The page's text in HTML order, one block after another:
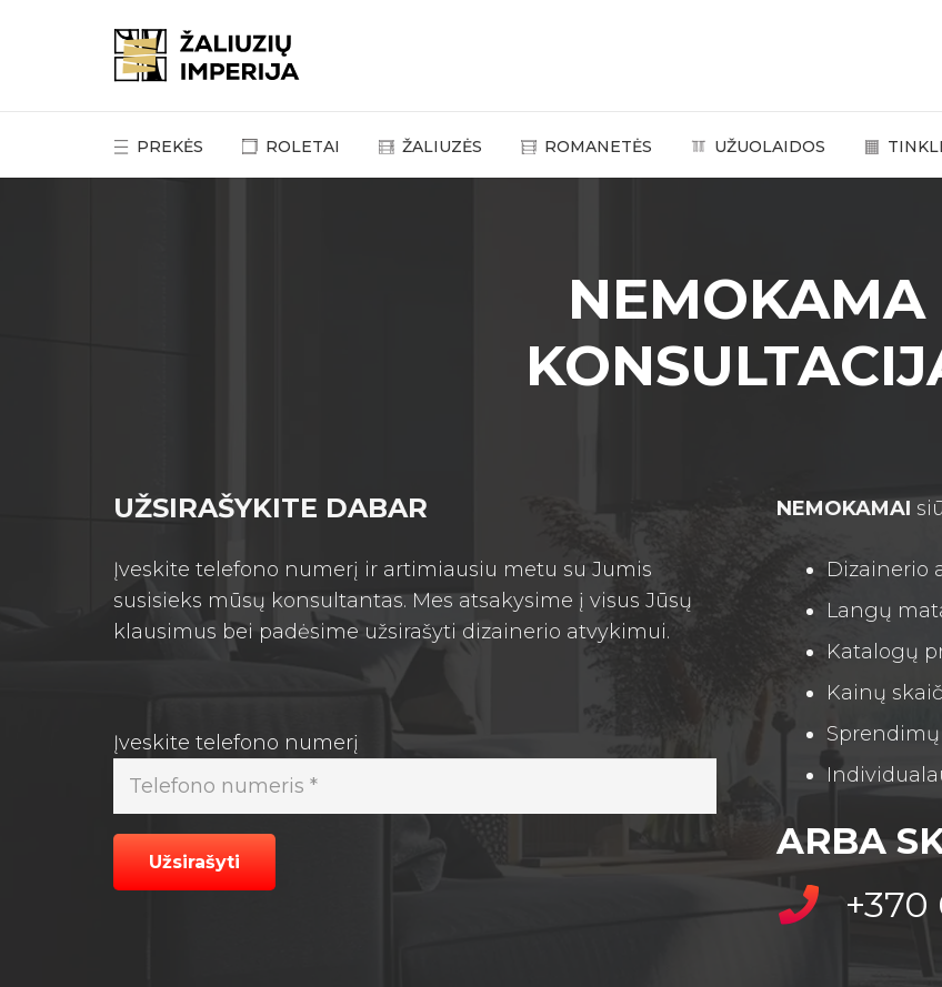
PREKĖS ROLETAI ŽALIUZĖS ROMANETĖS UŽUOLAIDOS
NEMOKAMA
UŽSIRAŠYKITE DABAR
Įveskite telefono numerį ir artimiausiu metu su Jumis
susisieks mūsų konsultantas. Mes atsakysime į visus Jūsų
klausimus bei padėsime užsirašyti dizainerio atvykimui.
Įveskite telefono numerį
Užsirašyti
NEMOKAMAI
Dizainerio
Langų
Katalogų
Kainų
ARBA